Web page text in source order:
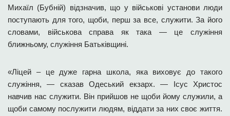
Михаїл (Бубній) відзначив, що у військові установи люди
поступають для того, щоби, перш за все, служити. За його
словами, військова справа як така — це служіння
ближньому, служіння Батьківщині.
«Ліцей – це дуже гарна школа, яка виховує до такого
служіння, — сказав Одеський екзарх. — Ісус Христос
навчив нас служити. Він прийшов не щоби йому служили, а
щоби самому послужити людям, віддати за них своє життя.